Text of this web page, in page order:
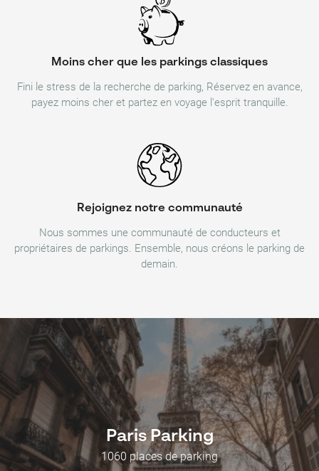
Moins cher que les parkings classiques
Fini le stress de la recherche de parking, Réservez en avance,
payez moins cher et partez en voyage l'esprit tranquille.
Rejoignez notre communauté
Nous sommes une communauté de conducteurs et
propriétaires de parkings. Ensemble, nous créons le parking de
demain.
Paris Parking
1060 places de parking